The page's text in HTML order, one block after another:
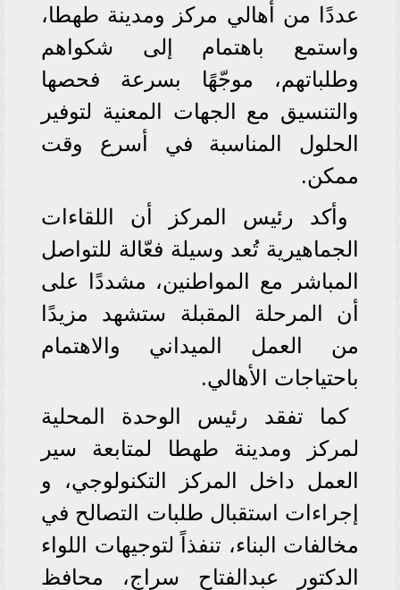
عددًا من أهالي مركز ومدينة طهطا،
واستمع باهتمام إلى شكواهم
وطلباتهم، موجّهًا بسرعة فحصها
والتنسيق مع الجهات المعنية لتوفير
الحلول المناسبة في أسرع وقت
ممكن.
وأكد رئيس المركز أن اللقاءات
الجماهيرية تُعد وسيلة فعّالة للتواصل
المباشر مع المواطنين، مشددًا على
أن المرحلة المقبلة ستشهد مزيدًا
من العمل الميداني والاهتمام
باحتياجات الأهالي.
كما تفقد رئيس الوحدة المحلية
لمركز ومدينة طهطا لمتابعة سير
العمل داخل المركز التكنولوجي، و
إجراءات استقبال طلبات التصالح في
مخالفات البناء، تنفذاً لتوجيهات اللواء
الدكتور عبدالفتاح سراج، محافظ